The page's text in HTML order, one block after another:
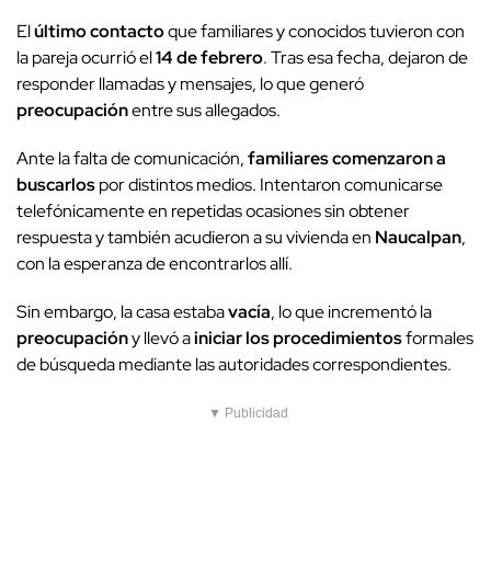
Elúltimo contactoque familiares y conocidos tuvieron con
la pareja ocurrió el14 de febrero. Tras esa fecha, dejaron de
responder llamadas y mensajes, lo que generó
preocupaciónentre sus allegados.
Ante la falta de comunicación,familiares comenzaron a
buscarlospor distintos medios. Intentaron comunicarse
telefónicamente en repetidas ocasiones sin obtener
respuesta y también acudieron a su vivienda en Naucalpan,
con la esperanza de encontrarlos allí.
Sin embargo, la casa estabavacía, lo que incrementó la
preocupacióny llevó ainiciar los procedimientosformales
de búsqueda mediante las autoridades correspondientes.
▼ Publicidad